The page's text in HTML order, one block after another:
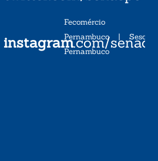
instagram.com/
Fecomércio
Pernambuco| Sesc
Pernambuco